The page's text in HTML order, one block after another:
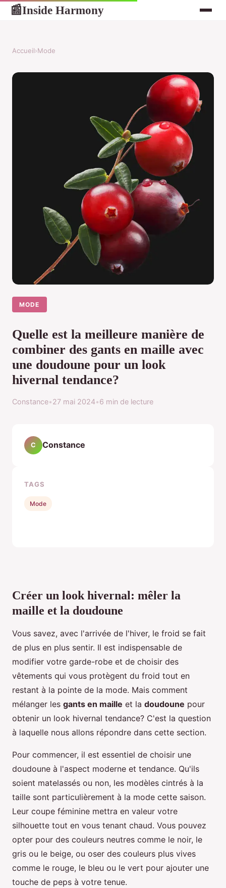
📰Inside Harmony
Accueil›Mode
MODE
Quelle est la meilleure manière de
combiner des gants en maille avec
une doudoune pour un look
hivernal tendance?
Constance•27 mai 2024•6 min de lecture
Créer un look hivernal: mêler la
maille et la doudoune
Vous savez, avec l'arrivée de l'hiver, le froid se fait
de plus en plus sentir. Il est indispensable de
modifier votre garde-robe et de choisir des
vêtements qui vous protègent du froid tout en
restant à la pointe de la mode. Mais comment
mélanger les gants en maille et la doudoune pour
obtenir un look hivernal tendance? C'est la question
à laquelle nous allons répondre dans cette section.
Pour commencer, il est essentiel de choisir une
doudoune à l'aspect moderne et tendance. Qu'ils
soient matelassés ou non, les modèles cintrés à la
taille sont particulièrement à la mode cette saison.
Leur coupe féminine mettra en valeur votre
silhouette tout en vous tenant chaud. Vous pouvez
opter pour des couleurs neutres comme le noir, le
gris ou le beige, ou oser des couleurs plus vives
comme le rouge, le bleu ou le vert pour ajouter une
touche de peps à votre tenue.
C Constance
TAGS
Mode